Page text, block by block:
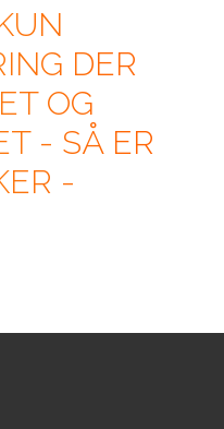
DER
OG
- SÅ ER
-